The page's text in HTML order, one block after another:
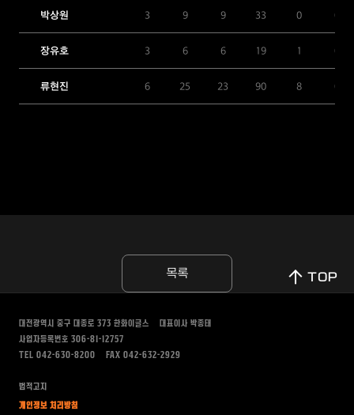
박상원 3 9 9 33 0 0
장유호 3 6 6 19 1 0
류현진 6 25 23 90 8 0
목록 TOP
대전광역시 중구 대종로 373 한화이글스
대표이사 박종태
사업자등록번호 306-81-12757
TEL 042-630-8200
FAX 042-632-2929
법적고지
개인정보 처리방침